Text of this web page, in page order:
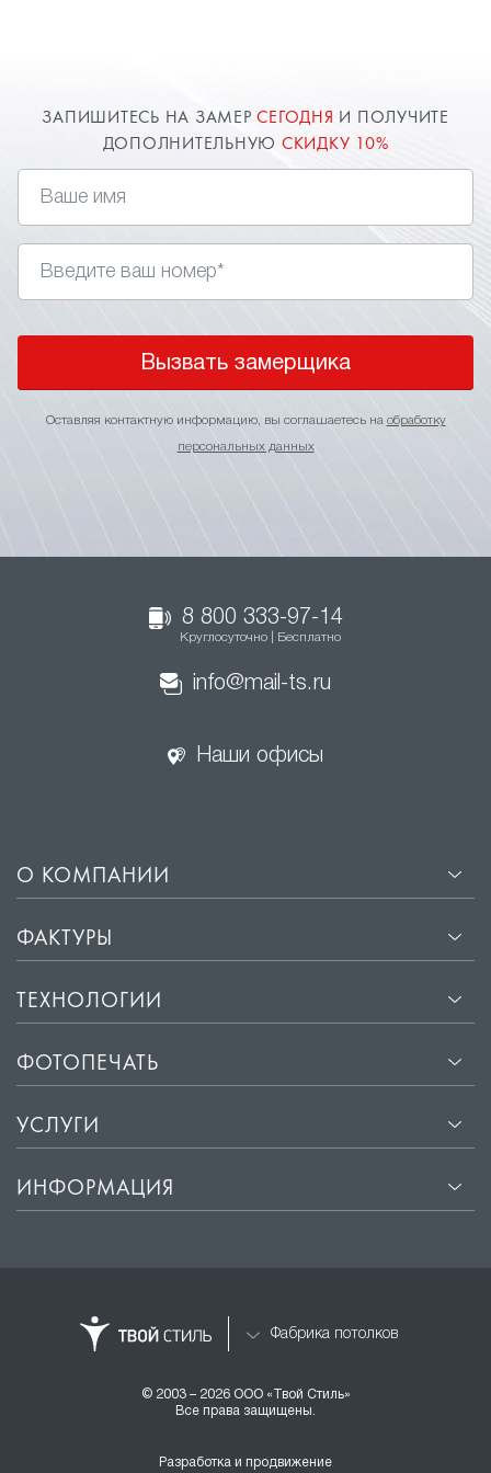
дизайнерские задачи. Доверяйте ваш потолок
только профессионалам!
Менеджеры компании "Твой стиль" в Казани
помогут определиться с выбором
ЗАПИШИТЕСЬ НА ЗАМЕРСЕГОДНЯ И ПОЛУЧИТЕ
ДОПОЛНИТЕЛЬНУЮ СКИДКУ 10%
Вызвать замерщика
Оставляя контактную информацию, вы соглашаетесь на обработку
персональных данных
8 800 333-97-14
Круглосуточно | Бесплатно
info@mail-ts.ru
Наши офисы
О КОМПАНИИ
ФАКТУРЫ
ТЕХНОЛОГИИ
ФОТОПЕЧАТЬ
УСЛУГИ
ИНФОРМАЦИЯ
Фабрика потолков
© 2003 – 2026 ООО «Твой Стиль»
Все права защищены.
Разработка и продвижение